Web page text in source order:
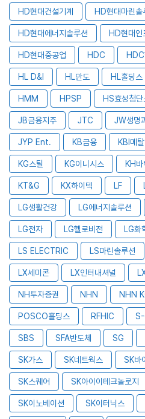
HD현대건설기계 HD현대마린솔
HD현대에너지솔루션 HD현대인
HD현대중공업 HDC
HL D&I HL만도 HL홀딩스
HMM HPSP HS효성첨단
JB금융지주 JTC JW생명
JYP Ent. KB금융 KBI메탈
KG스틸 KG이니시스 KH바
KT&G KX하이텍 LF
LG생활건강 LG에너지솔루션
LG전자 LG헬로비전 LG화
LS ELECTRIC LS마린솔루션
LX세미콘 LX인터내셔널
NH투자증권 NHN NHN
POSCO홀딩스 RFHIC S-
SBS SFA반도체 SG
SK가스 SK네트웍스 SK바
SK스퀘어 SK아이이테크놀로지
SK이노베이션 SK이터닉스